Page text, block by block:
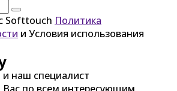
Softtouch Политика
и Условия использования
наш специалист